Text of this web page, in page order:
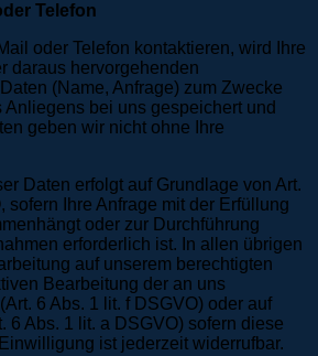
Telefon
oder Telefon kontaktieren, wird Ihre
daraus hervorgehenden
(Name, Anfrage) zum Zwecke
Anliegens bei uns gespeichert und
geben wir nicht ohne Ihre
Daten erfolgt auf Grundlage von Art.
sofern Ihre Anfrage mit der Erfüllung
oder zur Durchführung
erforderlich ist. In allen übrigen
auf unserem berechtigten
Bearbeitung der an uns
6 Abs. 1 lit. f DSGVO) oder auf
6 Abs. 1 lit. a DSGVO) sofern diese
ist jederzeit widerrufbar.